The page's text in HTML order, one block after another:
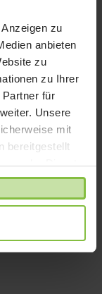
zu
anbieten
zu
zu Ihrer
für
Unsere
mit
bereitgestellt
der Dienste